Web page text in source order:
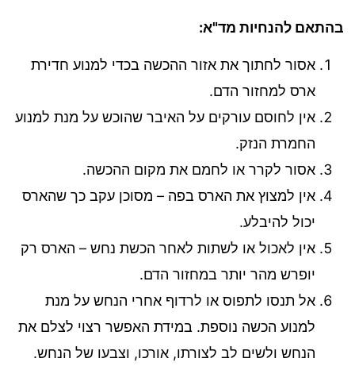
בהתאם להנחיות מד"א:
אסור לחתוך את אזור ההכשה בכדי למנוע חדירת
ארס למחזור הדם.
אין לחוסם עורקים על האיבר שהוכש על מנת למנוע
החמרת הנזק.
אסור לקרר או לחמם את מקום ההכשה.
אין למצוץ את הארס בפה – מסוכן עקב כך שהארס
יכול להיבלע.
אין לאכול או לשתות לאחר הכשת נחש – הארס רק
יופרש מהר יותר במחזור הדם.
אל תנסו לתפוס או לרדוף אחרי הנחש על מנת
למנוע הכשה נוספת. במידת האפשר רצוי לצלם את
הנחש ולשים לב לצורתו, אורכו, וצבעו של הנחש.